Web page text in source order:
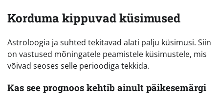
Korduma kippuvad küsimused
Astroloogia ja suhted tekitavad alati palju küsimusi. Siin
on vastused mõningatele peamistele küsimustele, mis
võivad seoses selle perioodiga tekkida.
Kas see prognoos kehtib ainult päikesemärgi